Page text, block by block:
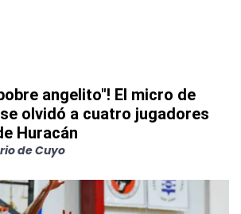
angelito"! El micro de
olvidó a cuatro jugadores
Huracán
de Cuyo